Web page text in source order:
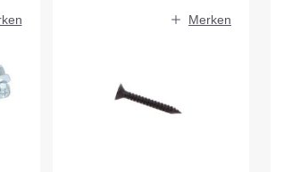
Merken